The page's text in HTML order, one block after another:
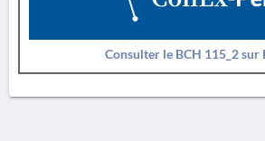
Consulter le BCH 115_2 sur